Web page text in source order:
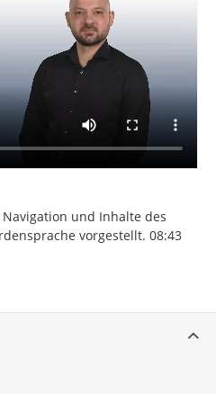
und Inhalte des
vorgestellt. 08:43